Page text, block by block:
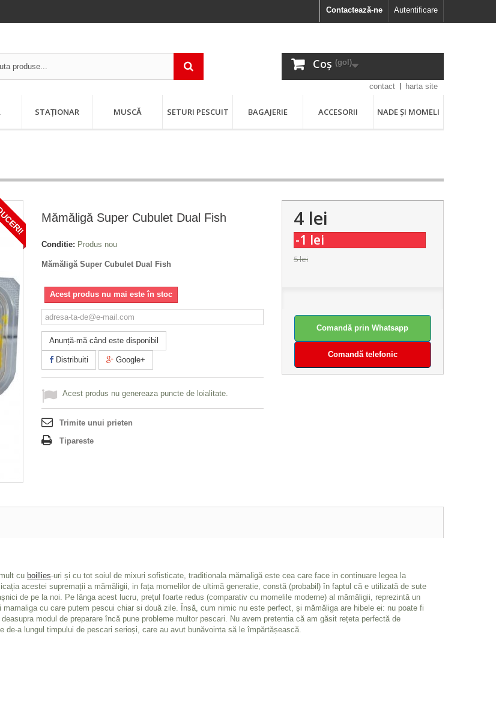
Autentificare
Contactează-ne
Coș (gol)
contact harta site
STAȚIONAR MUSCĂ SETURI PESCUIT BAGAJERIE ACCESORII NADE ȘI MOMELI
Mămăligă Super Cubulet Dual Fish
Conditie: Produs nou
Mămăligă Super Cubulet Dual Fish
Acest produs nu mai este în stoc
Anunță-mă când este disponibil
Distribuiti Google+
Acest produs nu genereaza puncte de loialitate.
Trimite unui prieten
Tipareste
4 lei
-1 lei
5 lei
Comandă prin Whatsapp
Comandă telefonic
cu boillies-uri și cu tot soiul de mixuri sofisticate, traditionala mămaligă este cea care face in continuare legea la
acestei supremații a mămăligii, in fața momelilor de ultimă generatie, constă (probabil) în faptul că e utilizată de sute
de pe la noi. Pe lânga acest lucru, prețul foarte redus (comparativ cu momelile moderne) al mămăligii, reprezintă un
cu care putem pescui chiar si două zile. Însă, cum nimic nu este perfect, și mămăliga are hibele ei: nu poate fi
modul de preparare încă pune probleme multor pescari. Nu avem pretentia că am găsit rețeta perfectă de
a lungul timpului de pescari serioși, care au avut bunăvointa să le împărtășească.